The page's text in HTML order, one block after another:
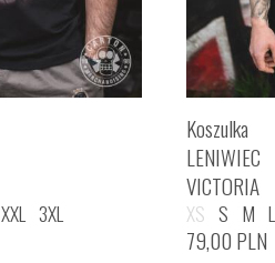
XXL 3XL
Koszulka
LENIWIEC
VICTORIA
XS S M L
79,00 PLN